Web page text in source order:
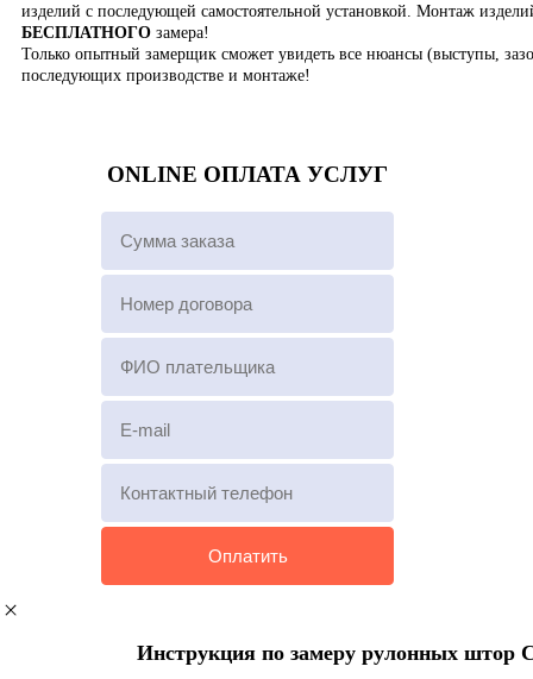
изделий с последующей самостоятельной установкой. Монтаж
БЕСПЛАТНОГО замера!
Только опытный замерщик сможет увидеть все нюансы (выступы,
последующих производстве и монтаже!
ONLINE ОПЛАТА УСЛУГ
Инструкция по замеру рулонных штор